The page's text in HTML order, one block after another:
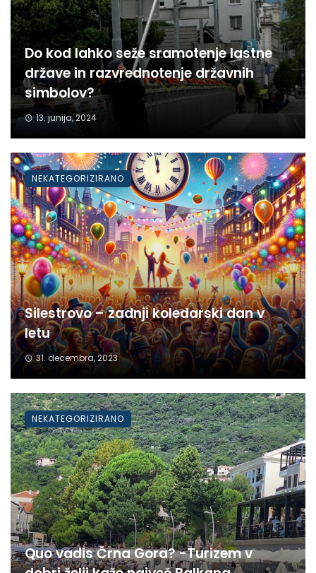
Do kod lahko seže sramotenje lastne
države in razvrednotenje državnih
simbolov?
13. junija, 2024
Silestrovo – zadnji koledarski dan v
letu
31. decembra, 2023
NEKATEGORIZIRANO
Quo vadis Črna Gora? -Turizem v
NEKATEGORIZIRANO